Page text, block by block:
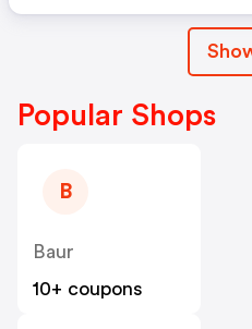
Popular Shops
B
Baur
10+ coupons